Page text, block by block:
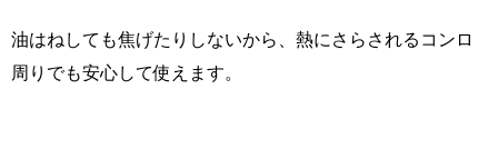
油はねしても焦げたりしないから、熱にさらされるコンロ
周りでも安心して使えます。